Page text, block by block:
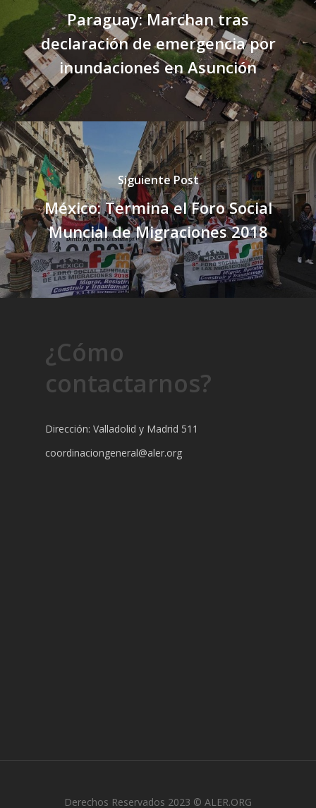
Paraguay: Marchan tras
declaración de emergencia por
inundaciones en Asunción
Siguiente Post
México: Termina el Foro Social
Muncial de Migraciones 2018
¿Cómo
contactarnos?
Dirección: Valladolid y Madrid 511
coordinaciongeneral@aler.org
Derechos Reservados 2023 © ALER.ORG